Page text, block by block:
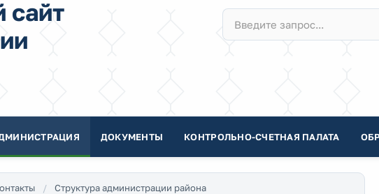
сайт
ДОКУМЕНТЫ КОНТРОЛЬНО-СЧЕТНАЯ ПАЛАТА
Структура администрации района